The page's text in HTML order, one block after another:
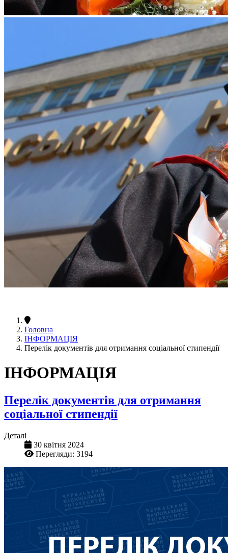
Головна
ІНФОРМАЦІЯ
Перелік документів для отримання соціальної стипендії
ІНФОРМАЦІЯ
Перелік документів для отримання
соціальної стипендії
Деталі
30 квітня 2024
Перегляди: 3194